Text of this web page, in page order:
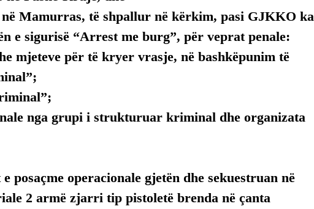
Mamurras, të shpallur në kërkim, pasi GJKKO ka
e sigurisë “Arrest me burg”, për veprat penale:
mjeteve për të kryer vrasje, në bashkëpunim të
nga grupi i strukturuar kriminal dhe organizata
posaçme operacionale gjetën dhe sekuestruan në
2 armë zjarri tip pistoletë brenda në çanta